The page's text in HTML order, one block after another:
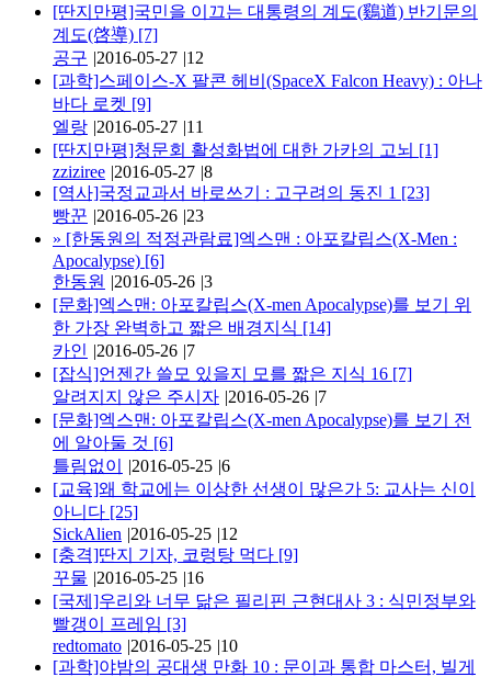
[딴지만평]국민을 이끄는 대통령의 계도(鷄道) 반기문의
계도(啓導) [7]
공구 |2016-05-27 |12
[과학]스페이스-X 팔콘 헤비(SpaceX Falcon Heavy) : 아나
바다 로켓 [9]
엘랑 |2016-05-27 |11
[딴지만평]청문회 활성화법에 대한 가카의 고뇌 [1]
zziziree |2016-05-27 |8
[역사]국정교과서 바로쓰기 : 고구려의 동진 1 [23]
빵꾼 |2016-05-26 |23
» [한동원의 적정관람료]엑스맨 : 아포칼립스(X-Men :
Apocalypse) [6]
한동원 |2016-05-26 |3
[문화]엑스맨: 아포칼립스(X-men Apocalypse)를 보기 위
한 가장 완벽하고 짧은 배경지식 [14]
카인 |2016-05-26 |7
[잡식]언젠간 쓸모 있을지 모를 짧은 지식 16 [7]
알려지지 않은 주시자 |2016-05-26 |7
[문화]엑스맨: 아포칼립스(X-men Apocalypse)를 보기 전
에 알아둘 것 [6]
틀림없이
|2016-05-25 |6
[교육]왜 학교에는 이상한 선생이 많은가 5: 교사는 신이
아니다 [25]
SickAlien |2016-05-25 |12
[충격]딴지 기자, 코렁탕 먹다 [9]
꾸물 |2016-05-25 |16
[국제]우리와 너무 닮은 필리핀 근현대사 3 : 식민정부와
빨갱이 프레임 [3]
redtomato |2016-05-25 |10
[과학]야밤의 공대생 만화 10 : 문이과 통합 마스터, 빌게